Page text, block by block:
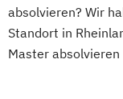
absolvieren? Wir
Standort in
Master absolvieren